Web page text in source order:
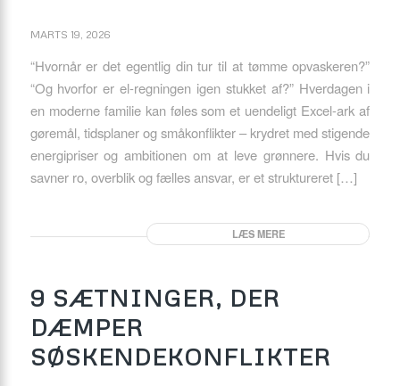
MARTS 19, 2026
“Hvornår er det egentlig din tur til at tømme opvaskeren?”
“Og hvorfor er el-regningen igen stukket af?” Hverdagen i
en moderne familie kan føles som et uendeligt Excel-ark af
gøremål, tidsplaner og småkonflikter – krydret med stigende
energipriser og ambitionen om at leve grønnere. Hvis du
savner ro, overblik og fælles ansvar, er et struktureret […]
LÆS MERE
9 SÆTNINGER, DER
DÆMPER
SØSKENDEKONFLIKTER